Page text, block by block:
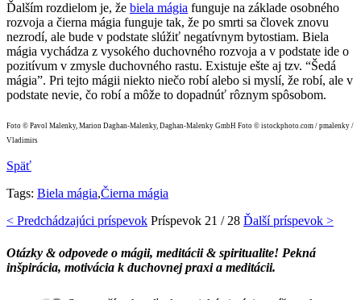
Ďalším rozdielom je, že biela mágia funguje na základe osobného
rozvoja a čierna mágia funguje tak, že po smrti sa človek znovu
nezrodí, ale bude v podstate slúžiť negatívnym bytostiam. Biela
mágia vychádza z vysokého duchovného rozvoja a v podstate ide o
pozitívum v zmysle duchovného rastu. Existuje ešte aj tzv. “Šedá
mágia”. Pri tejto mágii niekto niečo robí alebo si myslí, že robí, ale v
podstate nevie, čo robí a môže to dopadnúť rôznym spôsobom.
Foto © Pavol Malenky, Marion Daghan-Malenky, Daghan-Malenky GmbH Foto © istockphoto.com / pmalenky /
Vladimirs
Späť
Tags: Biela mágia,Čierna mágia
< Predchádzajúci príspevok Príspevok 21 / 28 Ďalší príspevok >
Otázky & odpovede o mágii, meditácii & spiritualite! Pekná
inšpirácia, motivácia k duchovnej praxi a meditácii.